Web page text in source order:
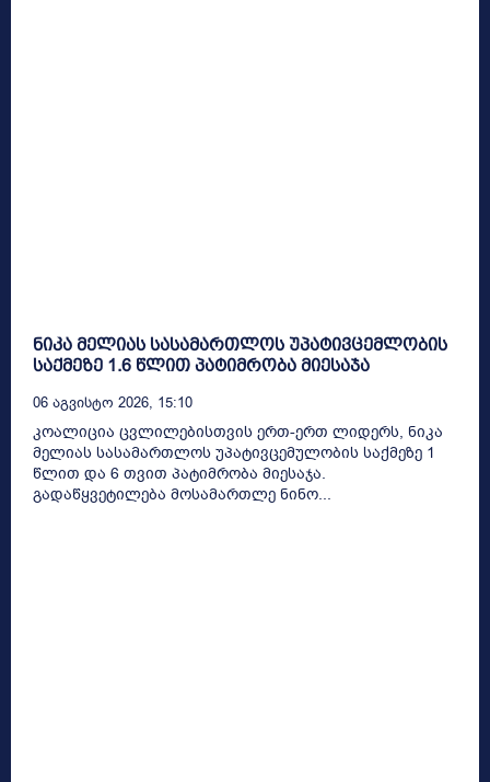
ნიკა მელიას სასამართლოს უპატივცემლობის
საქმეზე 1.6 წლით პატიმრობა მიესაჯა
06 Აგვისტო 2026, 15:10
კოალიცია ცვლილებისთვის ერთ-ერთ ლიდერს, ნიკა
მელიას სასამართლოს უპატივცემულობის საქმეზე 1
წლით და 6 თვით პატიმრობა მიესაჯა.
გადაწყვეტილება მოსამართლე ნინო...